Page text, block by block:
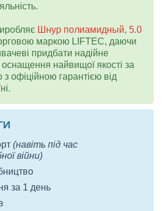
Шнур полиамидный, 5.0
маркою LIFTEC, даючи
придбати надійне
найвищої якості за
з офіційною гарантією від
(навіть під час
війни)
за 1 день